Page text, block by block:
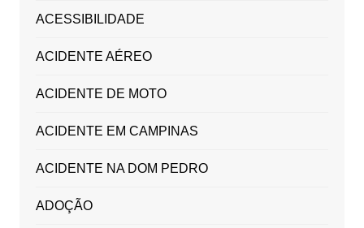
ACESSIBILIDADE
ACIDENTE AÉREO
ACIDENTE DE MOTO
ACIDENTE EM CAMPINAS
ACIDENTE NA DOM PEDRO
ADOÇÃO